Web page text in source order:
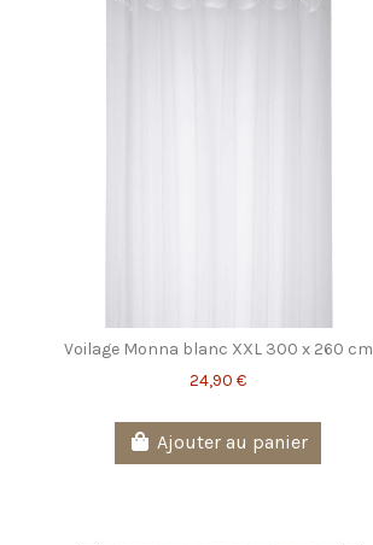
Voilage Monna blanc XXL 300 x 260 cm
24,90 €
Ajouter au panier